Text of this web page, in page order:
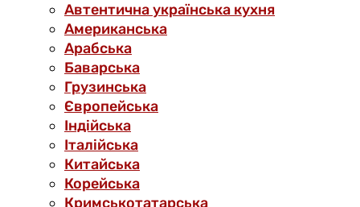
Автентична українська кухня
Американська
Арабська
Баварська
Грузинська
Європейська
Індійська
Італійська
Китайська
Корейська
Кримськотатарська